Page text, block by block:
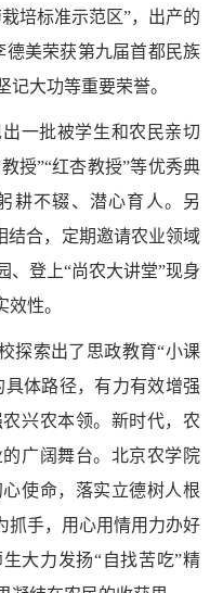
培标准示范区”，出产的
德美荣获第九届首都民族
记大功等重要荣誉。
一批被学生和农民亲切
授”“红杏教授”等优秀典
耕不辍、潜心育人。另
结合，定期邀请农业领域
、登上“尚农大讲堂”现身
性。
探索出了思政教育“小课
具体路径，有力有效增强
兴农本领。新时代，农
广阔舞台。北京农学院
使命，落实立德树人根
抓手，用心用情用力办好
大力发扬“自找苦吃”精